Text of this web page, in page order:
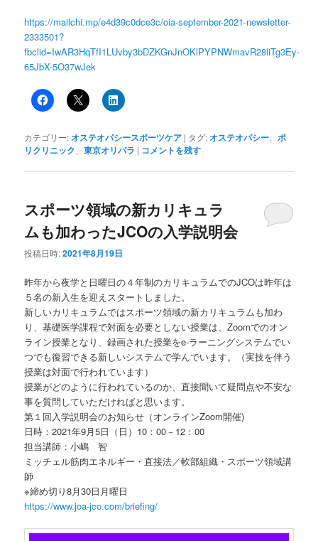
https://mailchi.mp/e4d39c0dce3c/oia-september-2021-newsletter-
2333501?
fbclid=IwAR3HqTfI1LUvby3bDZKGnJnOKlPYPNWmavR28liTg3Ey-
65JbX-5O37wJek
カテゴリー:オステオパシースポーツケア | タグ:オステオパシー
ポ
リクリニック 、東京オリパラ | コメントを残す
スポーツ領域の新カリキュラ
ムも加わったJCOの入学説明会
投稿日時:2021年8月19日
昨年から夜学と日曜日の４年制のカリキュラムでのJCOは昨年は
５名の新入生を迎えスタートしました。
新しいカリキュラムではスポーツ領域の新カリキュラムも加わ
り、基礎医学課程で対面を必要としない授業は、Zoomでのオン
ライン授業となり、録画された授業をe-ラーニングシステムでい
つでも復習できる新しいシステムで学んでいます。（実技を伴う
授業は対面で行われています）
授業がどのように行われているのか、直接聞いて疑問点や不安な
事を質問していただければと思います。
第１回入学説明会のお知らせ（オンラインZoom開催)
日時：2021年9月5日（日）10：00－12：00
担当講師：小嶋 智
ミッチェル筋肉エネルギー・直接法／軟部組織・スポーツ領域講
師
※締め切り8月30日月曜日
https://www.joa-jco.com/briefing/